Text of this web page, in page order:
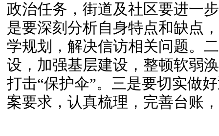
政治任务，街道及社区要进一
是要深刻分析自身特点和缺点
学规划，解决信访相关问题。
设，加强基层建设，整顿软弱
打击“保护伞”。三是要切实做
案要求，认真梳理，完善台账